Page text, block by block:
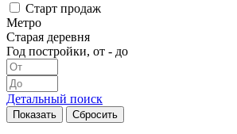
Старт продаж
Метро
Старая деревня
Год постройки, от - до
Детальный поиск